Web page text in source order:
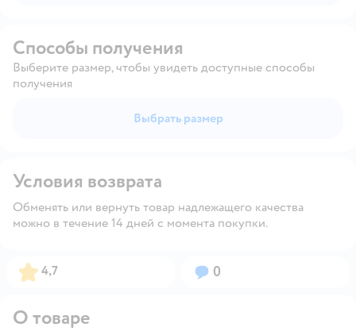
Способы получения
Выберите размер, чтобы увидеть доступные способы
получения
Выбрать размер
Условия возврата
Обменять или вернуть товар надлежащего качества
можно в течение 14 дней с момента покупки.
Рейтинг:
4,7 Вопросов:
0
О товаре